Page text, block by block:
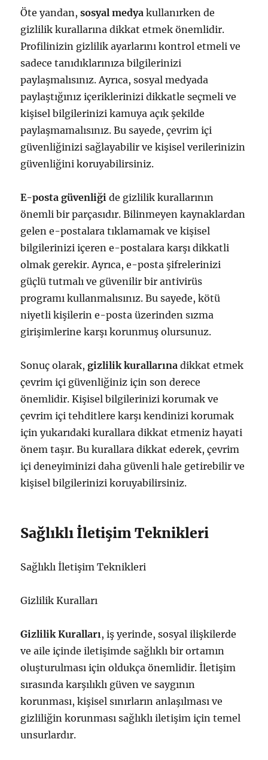
Öte yandan,sosyal medya kullanırken de
gizlilik kurallarına dikkat etmek önemlidir.
Profilinizin gizlilik ayarlarını kontrol etmeli ve
sadece tanıdıklarınıza bilgilerinizi
paylaşmalısınız. Ayrıca, sosyal medyada
paylaştığınız içeriklerinizi dikkatle seçmeli ve
kişisel bilgilerinizi kamuya açık şekilde
paylaşmamalısınız. Bu sayede, çevrim içi
güvenliğinizi sağlayabilir ve kişisel verilerinizin
güvenliğini koruyabilirsiniz.
E-posta güvenliği de gizlilik kurallarının
önemli bir parçasıdır. Bilinmeyen kaynaklardan
gelen e-postalara tıklamamak ve kişisel
bilgilerinizi içeren e-postalara karşı dikkatli
olmak gerekir. Ayrıca, e-posta şifrelerinizi
güçlü tutmalı ve güvenilir bir antivirüs
programı kullanmalısınız. Bu sayede, kötü
niyetli kişilerin e-posta üzerinden sızma
girişimlerine karşı korunmuş olursunuz.
Sonuç olarak,gizlilik kurallarına dikkat etmek
çevrim içi güvenliğiniz için son derece
önemlidir. Kişisel bilgilerinizi korumak ve
çevrim içi tehditlere karşı kendinizi korumak
için yukarıdaki kurallara dikkat etmeniz hayati
önem taşır. Bu kurallara dikkat ederek, çevrim
içi deneyiminizi daha güvenli hale getirebilir ve
kişisel bilgilerinizi koruyabilirsiniz.
Sağlıklı İletişim Teknikleri
Sağlıklı İletişim Teknikleri
Gizlilik Kuralları
Gizlilik Kuralları, iş yerinde, sosyal ilişkilerde
ve aile içinde iletişimde sağlıklı bir ortamın
oluşturulması için oldukça önemlidir. İletişim
sırasında karşılıklı güven ve saygının
korunması, kişisel sınırların anlaşılması ve
gizliliğin korunması sağlıklı iletişim için temel
unsurlardır.